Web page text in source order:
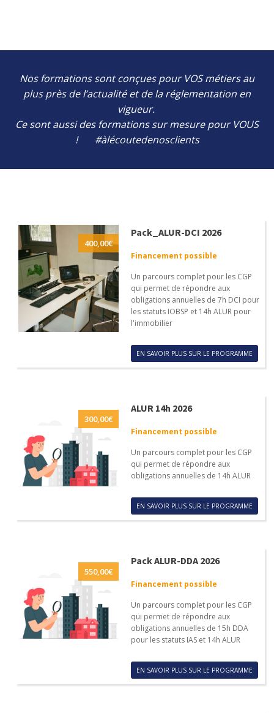
Nos formations sont conçues pour VOS métiers au
plus près de l’actualité et de la réglementation en
vigueur.
Ce sont aussi des formations sur mesure pour VOUS
! #àlécoutedenosclients
400,00€
Pack_ALUR-DCI 2026
Financement possible
Un parcours complet pour les CGP
qui permet de répondre aux
obligations annuelles de 7h DCI pour
les statuts IOBSP et 14h ALUR pour
l'immobilier
EN SAVOIR PLUS SUR LE PROGRAMME
300,00€
ALUR 14h 2026
Financement possible
Un parcours complet pour les CGP
qui permet de répondre aux
obligations annuelles de 14h ALUR
EN SAVOIR PLUS SUR LE PROGRAMME
550,00€
Pack ALUR-DDA 2026
Financement possible
Un parcours complet pour les CGP
qui permet de répondre aux
obligations annuelles de 15h DDA
pour les statuts IAS et 14h ALUR
EN SAVOIR PLUS SUR LE PROGRAMME